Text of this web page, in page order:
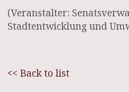
(Veranstalter:
Stadtentwicklung und
<< Back to list